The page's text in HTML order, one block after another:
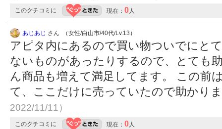
このクチコミに 現在： 0人
あじあじ さん （女性/白山市/40代/Lv.13）
アピタ内にあるので買い物ついでにと
ないものがあったりするので、とても
ん商品も増えて満足してます。 この前
て、ここだけに売っていたので助かり
2022/11/11）
このクチコミに 現在： 0人